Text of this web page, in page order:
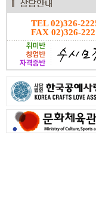
TEL 02)326-
FAX 02)326-